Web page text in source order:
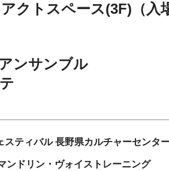
クトスペース(3F)（入
ンサンブル
スティバル 長野県カルチャーセンタ
ンドリン・ヴォイストレーニング